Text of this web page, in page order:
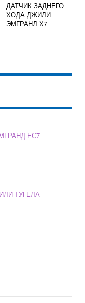
ДАТЧИК ЗАДНЕГО
ХОДА ДЖИЛИ
ЭМГРАНД Х7
ЕС7
ТУГЕЛА